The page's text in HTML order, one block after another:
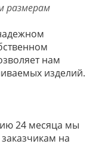
нам
изделий.
24 месяца мы
на